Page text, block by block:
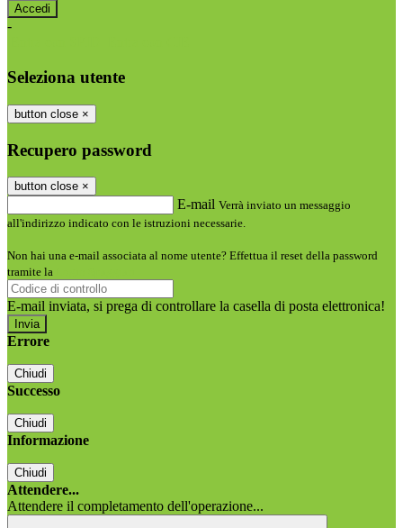
-
Seleziona utente
button close ×
Recupero password
button close ×
E-mail Verrà inviato un messaggio
all'indirizzo indicato con le istruzioni necessarie.
Non hai una e-mail associata al nome utente? Effettua il reset della password
tramite la
E-mail inviata, si prega di controllare la casella di posta elettronica!
Errore
Chiudi
Successo
Chiudi
Informazione
Chiudi
Attendere...
Attendere il completamento dell'operazione...